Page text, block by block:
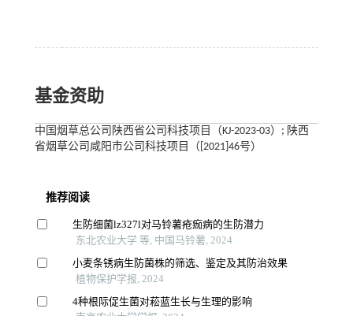
基金资助
中国烟草总公司陕西省公司科技项目（KJ-2023-03）; 陕西
省烟草公司咸阳市公司科技项目（[2021]46号）